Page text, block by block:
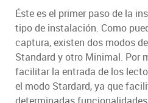
Éste es el primer paso de la
tipo de instalación. Como
captura, existen dos modos
Standard y otro Minimal. Por
facilitar la entrada de los
el modo Stardard, ya que